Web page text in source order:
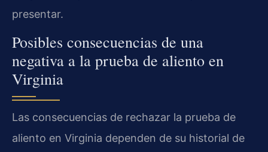
presentar.
Posibles consecuencias de una
negativa a la prueba de aliento en
Virginia
Las consecuencias de rechazar la prueba de
aliento en Virginia dependen de su historial de